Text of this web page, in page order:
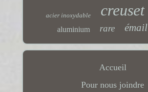
acier inoxydable creuset
aluminium rare émail
Accueil
Pour nous joindre